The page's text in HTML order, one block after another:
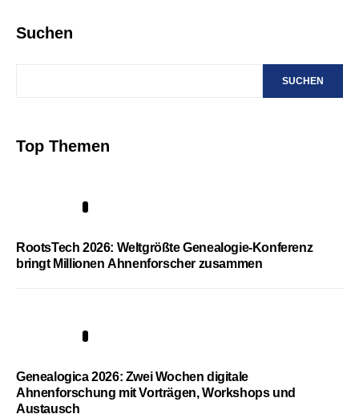
Suchen
SUCHEN
Top Themen
RootsTech 2026: Weltgrößte Genealogie-Konferenz
bringt Millionen Ahnenforscher zusammen
Genealogica 2026: Zwei Wochen digitale
Ahnenforschung mit Vorträgen, Workshops und
Austausch